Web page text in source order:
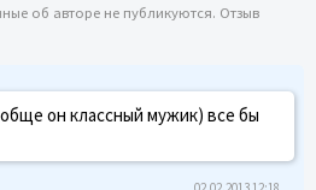
об авторе не публикуются. Отзыв
он классный мужик) все бы